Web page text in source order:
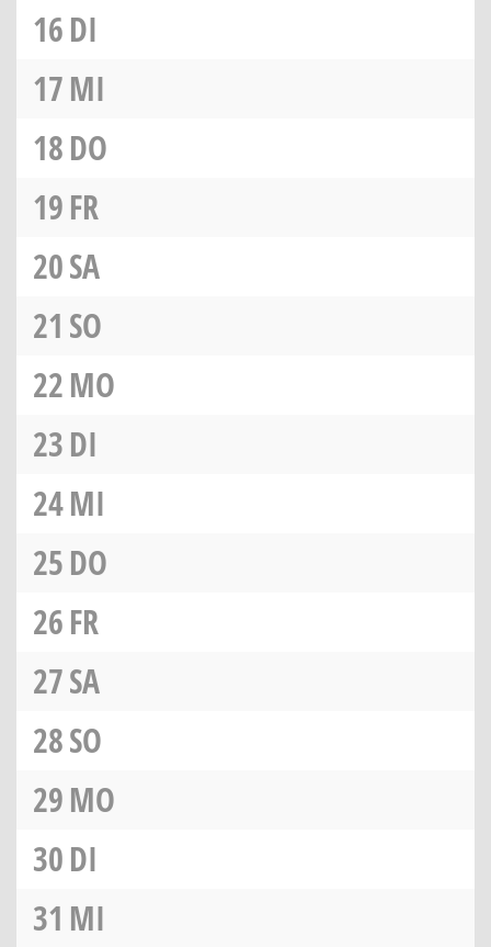
16DI
17MI
18DO
19FR
20SA
21 SO
22MO
23DI
24MI
25DO
26FR
27SA
28SO
29MO
30DI
31 MI